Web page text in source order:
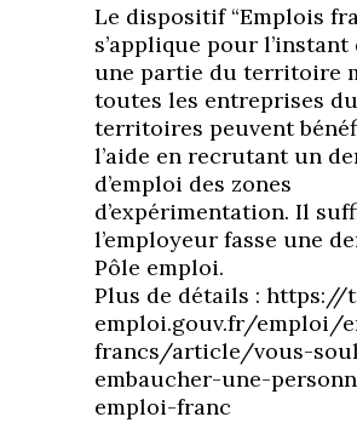
Le dispositif “Emplois
s’applique pour
une partie du territoire
toutes les entreprises du
territoires peuvent
l’aide en recrutant un
d’emploi des zones
d’expérimentation. Il
l’employeur fasse une
Pôle emploi.
Plus de détails : https://
emploi.gouv.fr/emploi/
francs/article/vous-
embaucher-une-
emploi-franc